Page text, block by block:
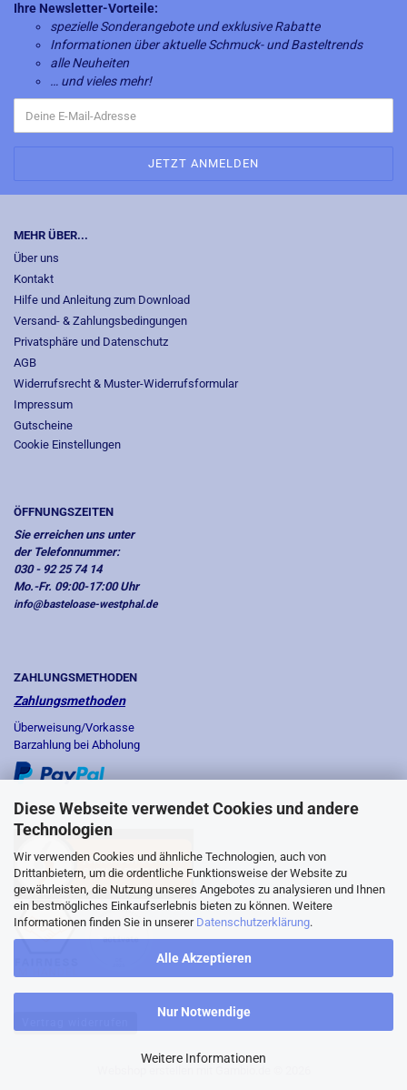
Diese Webseite verwendet Cookies und andere
Technologien
Wir verwenden Cookies und ähnliche Technologien, auch von
Drittanbietern, um die ordentliche Funktionsweise der Website zu
gewährleisten, die Nutzung unseres Angebotes zu analysieren und Ihnen
ein bestmögliches Einkaufserlebnis bieten zu können. Weitere
Informationen finden Sie in unserer Datenschutzerklärung.
Alle Akzeptieren
Nur Notwendige
Weitere Informationen
Ihre Newsletter-Vorteile:
spezielle Sonderangebote und exklusive Rabatte
Informationen über aktuelle Schmuck- und Basteltrends
alle Neuheiten
… und vieles mehr!
MEHR ÜBER...
Über uns
Kontakt
Hilfe und Anleitung zum Download
Versand- & Zahlungsbedingungen
Privatsphäre und Datenschutz
AGB
Widerrufsrecht & Muster-Widerrufsformular
Impressum
Gutscheine
Cookie Einstellungen
ÖFFNUNGSZEITEN
Sie erreichen uns unter
der Telefonnummer:
030 - 92 25 74 14
Mo.-Fr. 09:00-17:00 Uhr
info@basteloase-westphal.de
ZAHLUNGSMETHODEN
Zahlungsmethoden
Überweisung/Vorkasse
Barzahlung bei Abholung